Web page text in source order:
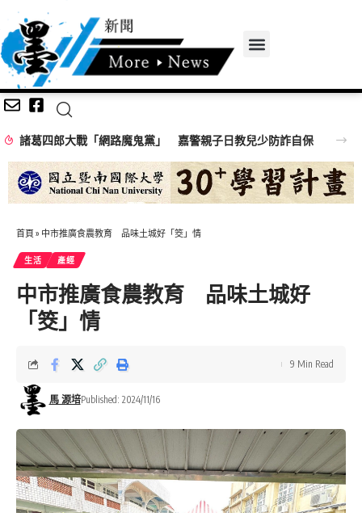
保
首頁 » 中市推廣食農教育 品味土城好「筊」情
生活 產經
中市推廣食農教育 品味土城好
「筊」情
馬 源培Published: 2024/11/16
9 Min Read